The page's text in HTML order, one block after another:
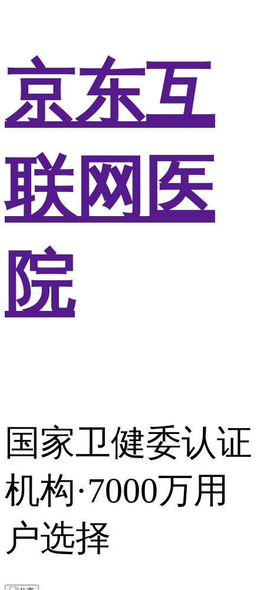
京东互
联网医
院
国家卫健委认证
机构·7000万用
户选择